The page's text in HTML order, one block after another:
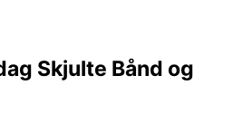
Skjulte Bånd og